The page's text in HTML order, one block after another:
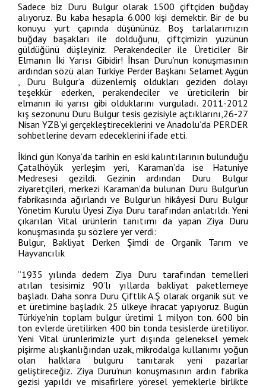
Sadece biz Duru Bulgur olarak 1500 çiftçiden buğday
alıyoruz. Bu kaba hesapla 6.000 kişi demektir. Bir de bu
konuyu yurt çapında düşününüz. Boş tarlalarımızın
buğday başakları ile dolduğunu, çiftçimizin yüzünün
güldüğünü düşleyiniz. Perakendeciler ile Üreticiler Bir
Elmanın İki Yarısı Gibidir! İhsan Duru’nun konuşmasının
ardından sözü alan Türkiye Perder Başkanı Selamet Aygün
, Duru Bulgur’a düzenlemiş oldukları geziden dolayı
teşekkür ederken, perakendeciler ve üreticilerin bir
elmanın iki yarısı gibi olduklarını vurguladı. 2011-2012
kış sezonunu Duru Bulgur tesis gezisiyle açtıklarını,26-27
Nisan YZB’yi gerçekleştireceklerini ve Anadolu’da PERDER
sohbetlerine devam edeceklerini ifade etti.
İkinci gün Konya’da tarihin en eski kalıntılarının bulunduğu
Çatalhöyük yerleşim yeri, Karaman’da ise Hatuniye
Medresesi gezildi. Gezinin ardından Duru Bulgur
ziyaretçileri, merkezi Karaman’da bulunan Duru Bulgur’un
fabrikasında ağırlandı ve Bulgur’un hikâyesi Duru Bulgur
Yönetim Kurulu Üyesi Ziya Duru tarafından anlatıldı. Yeni
çıkarılan Vital ürünlerin tanıtımı da yapan Ziya Duru
konuşmasında şu sözlere yer verdi:
Bulgur, Bakliyat Derken Şimdi de Organik Tarım ve
Hayvancılık
“1935 yılında dedem Ziya Duru tarafından temelleri
atılan tesisimiz 90’lı yıllarda bakliyat paketlemeye
başladı. Daha sonra Duru Çiftlik A.Ş olarak organik süt ve
et üretimine başladık. 25 ülkeye ihracat yapıyoruz. Bugün
Türkiye’nin toplam bulgur üretimi 1 milyon ton. 600 bin
ton evlerde üretilirken 400 bin tonda tesislerde üretiliyor.
Yeni Vital ürünlerimizle yurt dışında geleneksel yemek
pişirme alışkanlığından uzak, mikrodalga kullanımı yoğun
olan halklara bulguru tanıtarak yeni pazarlar
geliştireceğiz. Ziya Duru’nun konuşmasının ardın fabrika
gezisi yapıldı ve misafirlere yöresel yemeklerle birlikte